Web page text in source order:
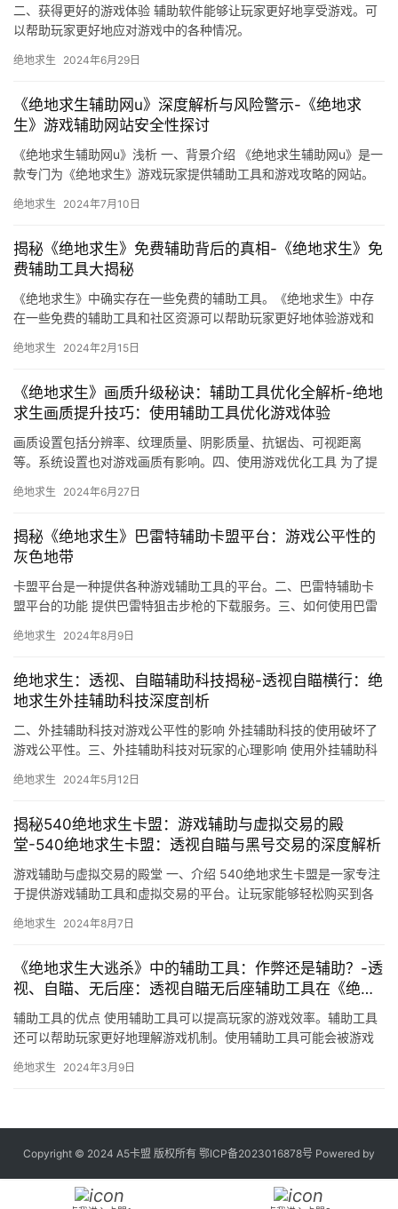
二、获得更好的游戏体验 辅助软件能够让玩家更好地享受游戏。可
以帮助玩家更好地应对游戏中的各种情况。
绝地求生 2024年6月29日
《绝地求生辅助网u》深度解析与风险警示-《绝地求
生》游戏辅助网站安全性探讨
《绝地求生辅助网u》浅析 一、背景介绍 《绝地求生辅助网u》是一
款专门为《绝地求生》游戏玩家提供辅助工具和游戏攻略的网站。
绝地求生 2024年7月10日
揭秘《绝地求生》免费辅助背后的真相-《绝地求生》免
费辅助工具大揭秘
《绝地求生》中确实存在一些免费的辅助工具。《绝地求生》中存
在一些免费的辅助工具和社区资源可以帮助玩家更好地体验游戏和
绝地求生 2024年2月15日
《绝地求生》画质升级秘诀：辅助工具优化全解析-绝地
求生画质提升技巧：使用辅助工具优化游戏体验
画质设置包括分辨率、纹理质量、阴影质量、抗锯齿、可视距离
等。系统设置也对游戏画质有影响。四、使用游戏优化工具 为了提
绝地求生 2024年6月27日
揭秘《绝地求生》巴雷特辅助卡盟平台：游戏公平性的
灰色地带
卡盟平台是一种提供各种游戏辅助工具的平台。二、巴雷特辅助卡
盟平台的功能 提供巴雷特狙击步枪的下载服务。三、如何使用巴雷
绝地求生 2024年8月9日
绝地求生：透视、自瞄辅助科技揭秘-透视自瞄横行：绝
地求生外挂辅助科技深度剖析
二、外挂辅助科技对游戏公平性的影响 外挂辅助科技的使用破坏了
游戏公平性。三、外挂辅助科技对玩家的心理影响 使用外挂辅助科
绝地求生 2024年5月12日
揭秘540绝地求生卡盟：游戏辅助与虚拟交易的殿
堂-540绝地求生卡盟：透视自瞄与黑号交易的深度解析
游戏辅助与虚拟交易的殿堂 一、介绍 540绝地求生卡盟是一家专注
于提供游戏辅助工具和虚拟交易的平台。让玩家能够轻松购买到各
绝地求生 2024年8月7日
《绝地求生大逃杀》中的辅助工具：作弊还是辅助？-透
视、自瞄、无后座：透视自瞄无后座辅助工具在《绝地
求生大逃杀》中的影响
辅助工具的优点 使用辅助工具可以提高玩家的游戏效率。辅助工具
还可以帮助玩家更好地理解游戏机制。使用辅助工具可能会被游戏
绝地求生 2024年3月9日
Copyright © 2024 A5卡盟 版权所有 鄂ICP备2023016878号 Powered by